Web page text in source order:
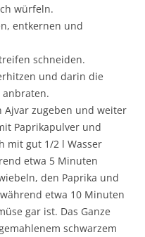
würfeln.
entkernen und
schneiden.
und darin die
Ajvar zugeben und weiter
Paprikapulver und
mit gut 1/2 l Wasser
etwa 5 Minuten
den Paprika und
etwa 10 Minuten
gar ist. Das Ganze
schwarzem